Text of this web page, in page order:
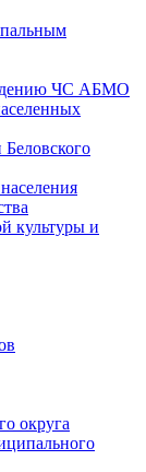
ЧС АБМО
культуры и
округа